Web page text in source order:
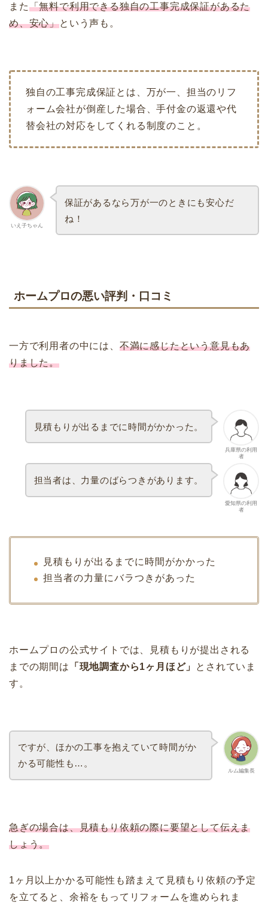
また「無料で利用できる独自の工事完成保証があるた
め、安心」という声も。
独自の工事完成保証とは、万が一、担当のリフ
ォーム会社が倒産した場合、手付金の返還や代
替会社の対応をしてくれる制度のこと。
いえ子ちゃん
保証があるなら万が一のときにも安心だ
ね！
ホームプロの悪い評判・口コミ
一方で利用者の中には、 不満に感じたという意見もあ
りました。
兵庫県の利用
者
見積もりが出るまでに時間がかかった。
愛知県の利用
者
担当者は、力量のばらつきがあります。
見積もりが出るまでに時間がかかった
担当者の力量にバラつきがあった
ホームプロの公式サイトでは、見積もりが提出される
までの期間は
「現地調査から1ヶ月ほど」
とされていま
す。
ルム編集長
ですが、ほかの工事を抱えていて時間がか
かる可能性も…。
急ぎの場合は、見積もり依頼の際に要望として伝えま
しょう。
1ヶ月以上かかる可能性も踏まえて見積もり依頼の予定
を立てると、余裕をもってリフォームを進められま